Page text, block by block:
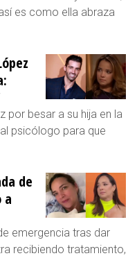
es como ella abraza
por besar a su hija en la
psicólogo para que
de
a
emergencia tras dar
recibiendo tratamiento,